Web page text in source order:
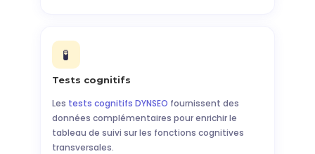
🧪
Tests cognitifs
Les tests cognitifs DYNSEO fournissent des
données complémentaires pour enrichir le
tableau de suivi sur les fonctions cognitives
transversales.